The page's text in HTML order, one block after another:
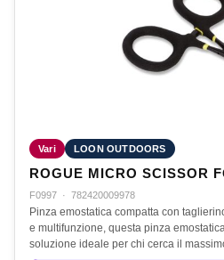
Vari LOON OUTDOORS
ROGUE MICRO SCISSOR
F0997 · 782420009978
Pinza emostatica compatta con
e multifunzione, questa pinza
soluzione ideale per chi cerca il